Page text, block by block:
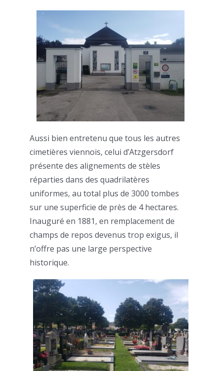
Aussi bien entretenu que tous les autres
cimetières viennois, celui d’Atzgersdorf
présente des alignements de stèles
réparties dans des quadrilatères
uniformes, au total plus de 3000 tombes
sur une superficie de près de 4 hectares.
Inauguré en 1881, en remplacement de
champs de repos devenus trop exigus, il
n’offre pas une large perspective
historique.